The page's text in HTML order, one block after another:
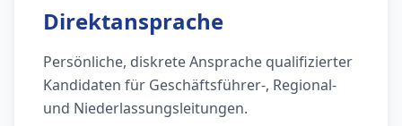
Direktansprache
Persönliche, diskrete Ansprache qualifizierter
Kandidaten für Geschäftsführer-, Regional-
und Niederlassungsleitungen.